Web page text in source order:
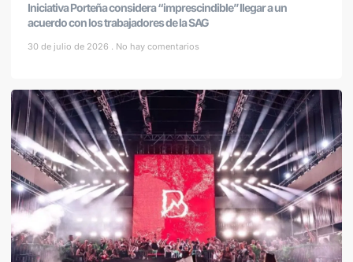
Iniciativa Porteña considera “imprescindible” llegar a un
acuerdo con los trabajadores de la SAG
30 de julio de 2026 No hay comentarios